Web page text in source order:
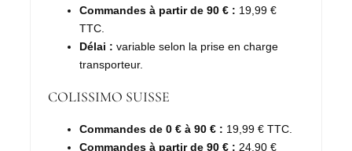
Commandes à partir de 90 € : 19,99 €
TTC.
Délai : variable selon la prise en charge
transporteur.
COLISSIMO SUISSE
Commandes de 0 € à 90 € : 19,99 € TTC.
Commandes à partir de 90 € : 24,90 €